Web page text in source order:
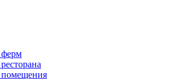
ферм
помещения